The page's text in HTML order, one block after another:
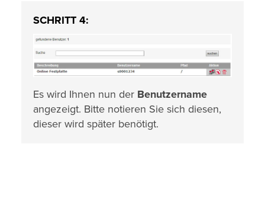
SCHRITT 4:
Es wird Ihnen nun der Benutzername
angezeigt. Bitte notieren Sie sich diesen,
dieser wird später benötigt.